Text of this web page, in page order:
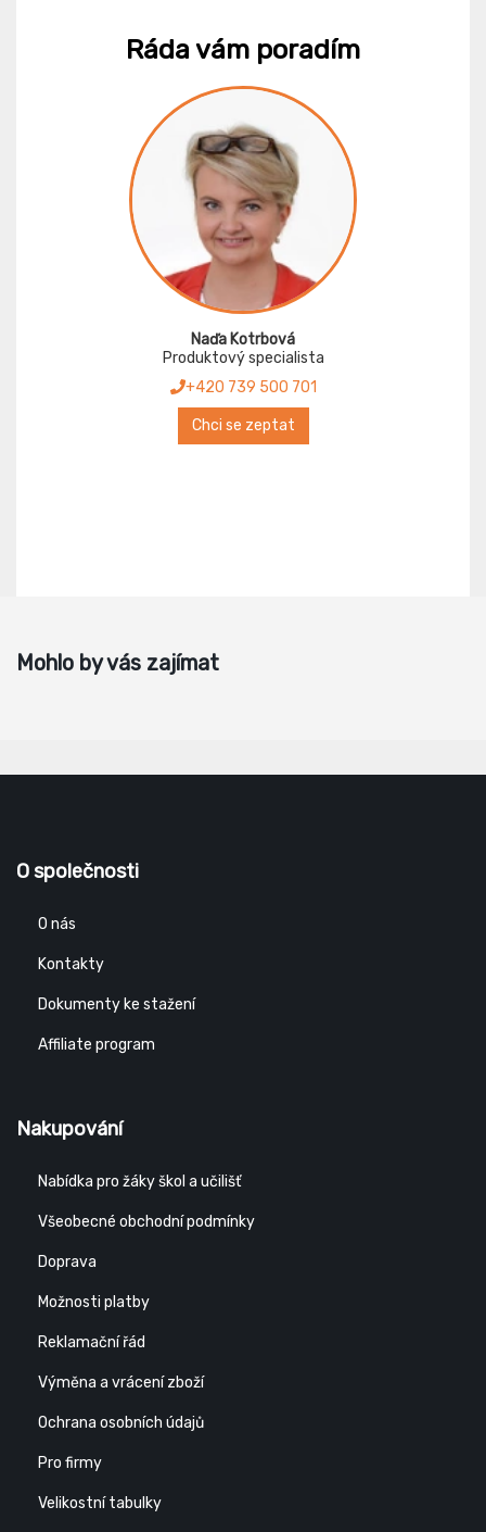
Ráda vám poradím
Naďa Kotrbová
Produktový specialista
+420 739 500 701
Chci se zeptat
Mohlo by vás zajímat
O společnosti
O nás
Kontakty
Dokumenty ke stažení
Affiliate program
Nakupování
Nabídka pro žáky škol a učilišť
Všeobecné obchodní podmínky
Doprava
Možnosti platby
Reklamační řád
Výměna a vrácení zboží
Ochrana osobních údajů
Pro firmy
Velikostní tabulky